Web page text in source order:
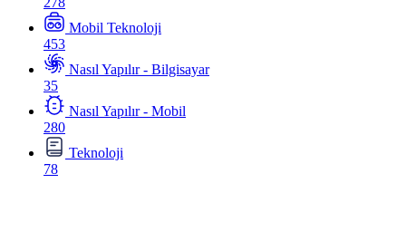
Mobil Teknoloji
453
Nasıl Yapılır - Bilgisayar
35
Nasıl Yapılır - Mobil
280
Teknoloji
78